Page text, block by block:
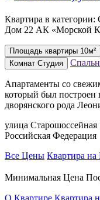
Квартира в
Дом 22 АК «Морской
Площадь квартиры 10м²
Комнат Студия
Апартаменты со
который был построен
дворянского рода
улица
Российская Федерация
Все Цены Квартира на
Минимальная Цена
О Квартире Квартира